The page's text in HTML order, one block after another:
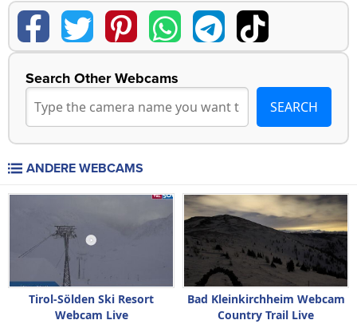
Search Other Webcams
ANDERE WEBCAMS
Tirol-Sölden Ski Resort
Webcam Live
Bad Kleinkirchheim Webcam
Country Trail Live